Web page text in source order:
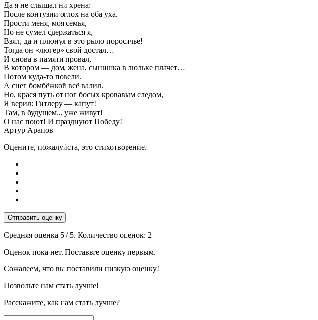
Да я не слышал ни хрена:
После контузии оглох на оба уха.
Прости меня, моя семья,
Но не сумел сдержаться я,
Взял, да и плюнул в это рыло поросячье!
Тогда он «люгер» свой достал…
И снова в памяти провал,
В котором — дом, жена, сынишка в люльке плачет…
Потом куда-то повели.
А снег бомбёжкой всё валил.
Но, крася путь от ног босых кровавым следом,
Я верил: Гитлеру — капут!
Там, в будущем.., уже живут!
О нас поют! И празднуют Победу!
Артур Арапов
Оцените, пожалуйста, это стихотворение.
Отправить оценку
Средняя оценка 5 / 5. Количество оценок: 2
Оценок пока нет. Поставьте оценку первым.
Сожалеем, что вы поставили низкую оценку!
Позвольте нам стать лучше!
Расскажите, как нам стать лучше?